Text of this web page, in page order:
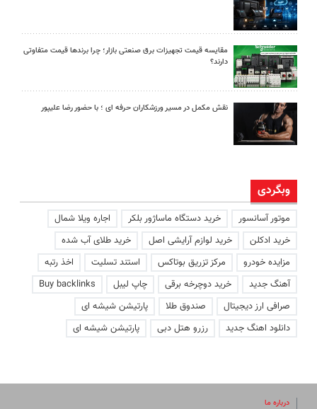
مقایسه قیمت تجهیزات برق صنعتی بازار؛ چرا برندها قیمت متفاوتی
دارند؟
نقش مکمل در مسیر ورزشکاران حرفه ای ؛ با حضور رضا علیپور
وبگردی
موتور آسانسور خرید دستگاه ماساژور بلکر
اجاره ویلا شمال
خرید ادکلن
خرید لوازم آرایشی اصل
خرید طلای آب شده
مزایده خودرو
مرکز تزریق بوتاکس استند تسلیت
اخذ رتبه
آهنگ جدید
خرید دوچرخه برقی چاپ لیبل
Buy backlinks
صرافی ارز دیجیتال
صندوق طلا
پارتیشن شیشه ای
دانلود اهنگ جدید
رزرو هتل دبی پارتیشن شیشه ای
درباره ما